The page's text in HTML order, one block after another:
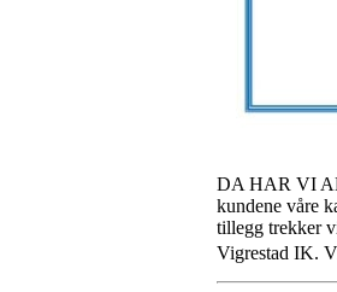
DA HAR VI
kundene våre
tillegg trekker
Vigrestad IK.